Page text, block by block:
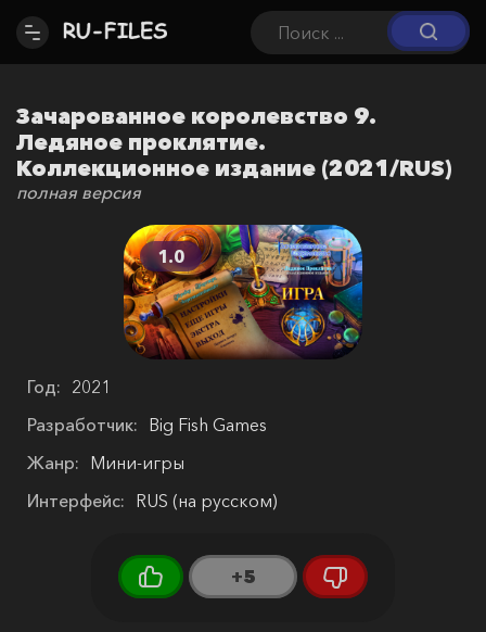
Зачарованное королевство 9.
Ледяное проклятие.
Коллекционное издание (2021/RUS)
полная версия
1.0
Год: 2021
Разработчик: Big Fish Games
Жанр: Мини-игры
Интерфейс: RUS (на русском)
+5